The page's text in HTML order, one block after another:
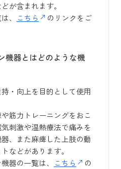
が含まれます。
、
こちら
のリンクをご
機器とはどのような機
・向上を目的として使用
筋力トレーニングをおこ
刺激や温熱療法で痛みを
、また麻痺した上肢の動
などがあります。
器の一覧は、
こちら
の